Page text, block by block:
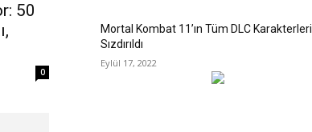
50
0
Mortal Kombat 11’ın Tüm DLC Karakterleri
Sızdırıldı
Eylül 17, 2022